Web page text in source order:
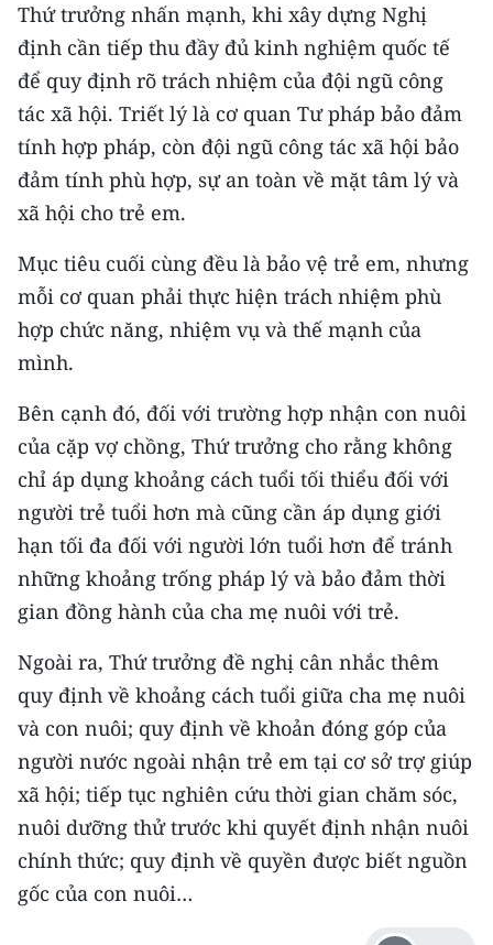
Thứ trưởng nhấn mạnh, khi xây dựng Nghị
định cần tiếp thu đầy đủ kinh nghiệm quốc tế
để quy định rõ trách nhiệm của đội ngũ công
tác xã hội. Triết lý là cơ quan Tư pháp bảo đảm
tính hợp pháp, còn đội ngũ công tác xã hội bảo
đảm tính phù hợp, sự an toàn về mặt tâm lý và
xã hội cho trẻ em.
Mục tiêu cuối cùng đều là bảo vệ trẻ em, nhưng
mỗi cơ quan phải thực hiện trách nhiệm phù
hợp chức năng, nhiệm vụ và thế mạnh của
mình.
Bên cạnh đó, đối với trường hợp nhận con nuôi
của cặp vợ chồng, Thứ trưởng cho rằng không
chỉ áp dụng khoảng cách tuổi tối thiểu đối với
người trẻ tuổi hơn mà cũng cần áp dụng giới
hạn tối đa đối với người lớn tuổi hơn để tránh
những khoảng trống pháp lý và bảo đảm thời
gian đồng hành của cha mẹ nuôi với trẻ.
Ngoài ra, Thứ trưởng đề nghị cân nhắc thêm
quy định về khoảng cách tuổi giữa cha mẹ nuôi
và con nuôi; quy định về khoản đóng góp của
người nước ngoài nhận trẻ em tại cơ sở trợ giúp
xã hội; tiếp tục nghiên cứu thời gian chăm sóc,
nuôi dưỡng thử trước khi quyết định nhận nuôi
chính thức; quy định về quyền được biết nguồn
gốc của con nuôi…